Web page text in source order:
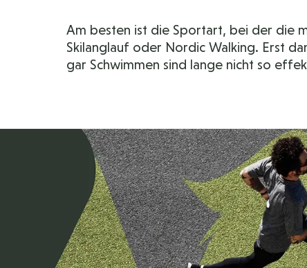
Am besten ist die Sportart, bei der die
Skilanglauf oder Nordic Walking. Erst
gar Schwimmen sind lange nicht so